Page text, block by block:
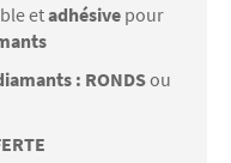
etadhésive pour
: RONDSou